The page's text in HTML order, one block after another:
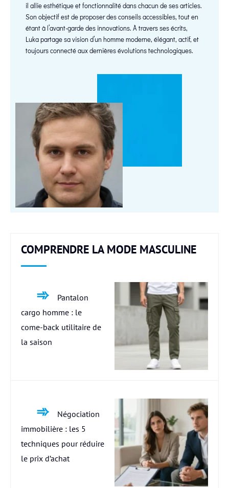
il allie esthétique et fonctionnalité dans chacun de ses articles.
Son objectif est de proposer des conseils accessibles, tout en
étant à l’avant-garde des innovations. À travers ses écrits,
Luka partage sa vision d’un homme moderne, élégant, actif, et
toujours connecté aux dernières évolutions technologiques.
COMPRENDRE LA MODE MASCULINE
Pantalon
cargo homme : le
come-back utilitaire de
la saison
Négociation
immobilière : les 5
techniques pour réduire
le prix d’achat